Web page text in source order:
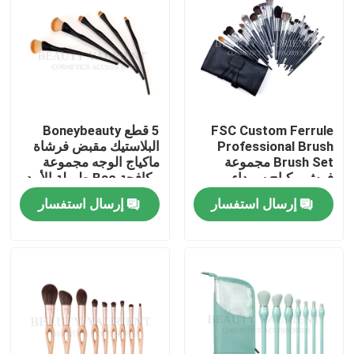
جولة في المعمل
مراقبة الجودة
اتصل بنا
VR Show
فرش ماكياج العلامة الخاصة
فرشاة ماكياج الأساس
FSC Custom Ferrule
Professional Brush
Brush Set مجموعة
فرش مكياج سوداء
إرسال استفسار
5 قطع Boneybeauty
البلاستيك مقبض فرشاة
ماكياج الوجه مجموعة
مكافحة Bac طويلة الأمد
إرسال استفسار